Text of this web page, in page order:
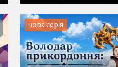
нова серія